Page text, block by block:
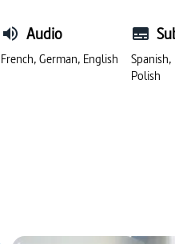
Audio
French, German, English
Polish